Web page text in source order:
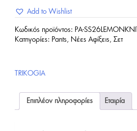
Add to Wishlist
Κωδικός προϊόντος: PA-SS26LEMONKNIT
Κατηγορίες: Pants , Νέες Αφίξεις , Σετ
TRIKOGIA
Επιπλέον πληροφορίες Εταιρία